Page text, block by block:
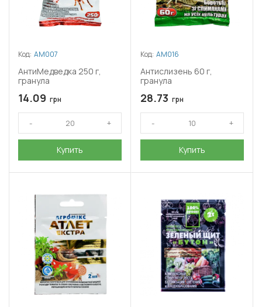
Код: АМ007
АнтиМедведка 250 г,
гранула
14.09 грн
Купить
Код: АМ016
Антислизень 60 г,
гранула
28.73 грн
Купить